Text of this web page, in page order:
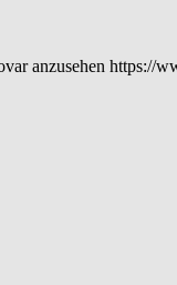
anzusehen https://